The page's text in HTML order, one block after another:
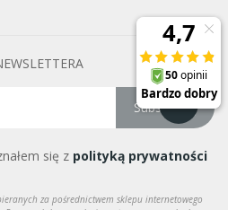
Subskrybuj
się z polityką prywatności
za pośrednictwem sklepu internetowego